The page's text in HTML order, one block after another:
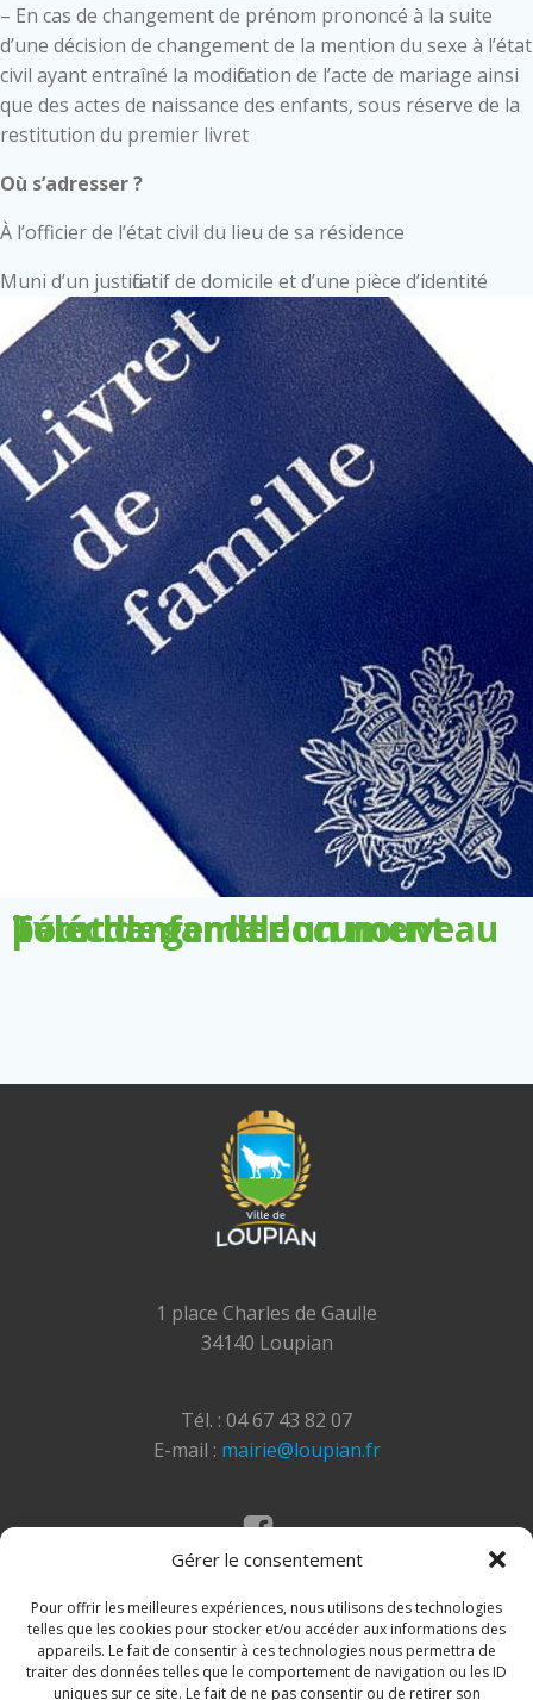
Gérer le consentement
Pour offrir les meilleures expériences, nous utilisons des technologies
telles que les cookies pour stocker et/ou accéder aux informations des
appareils. Le fait de consentir à ces technologies nous permettra de
traiter des données telles que le comportement de navigation ou les ID
uniques sur ce site. Le fait de ne pas consentir ou de retirer son
– En cas de changement de prénom prononcé à la suite
d’une décision de changement de la mention du sexe à l’état
civil ayant entraîné la modification de l’acte de mariage ainsi
que des actes de naissance des enfants, sous réserve de la
restitution du premier livret
Où s’adresser ?
À l’officier de l’état civil du lieu de sa résidence
Muni d’un justificatif de domicile et d’une pièce d’identité
Télécharger le document pour demander un nouveau livret de famille
1 place Charles de Gaulle
34140 Loupian
Tél. : 04 67 43 82 07
E-mail : mairie@loupian.fr